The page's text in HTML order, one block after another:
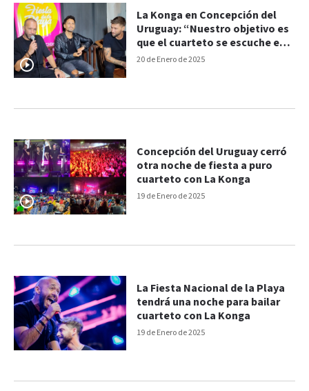
20 de Enero de 2025
La Konga en Concepción del
Uruguay: “Nuestro objetivo es
que el cuarteto se escuche en
todos lados”
19 de Enero de 2025
Concepción del Uruguay cerró
otra noche de fiesta a puro
cuarteto con La Konga
19 de Enero de 2025
La Fiesta Nacional de la Playa
tendrá una noche para bailar
cuarteto con La Konga